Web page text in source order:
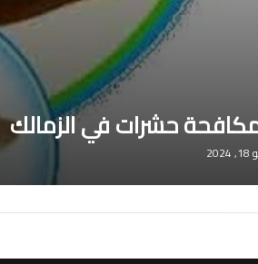
حشرات في الزمالك